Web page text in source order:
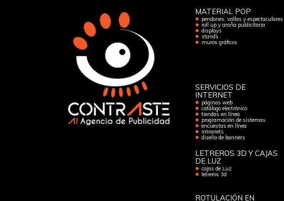
MATERIAL POP
pendones, vallas y espectaculares
roll up y araña publicitaria
displays
stands
muros gráficos
SERVICIOS DE
INTERNET
páginas web
catálogo electrónico
tiendas en línea
programación de sistemas
encuestas en línea
intranets
diseño de banners
LETREROS 3D Y CAJAS
DE LUZ
cajas de Luz
letreros 3d
ROTULACIÓN EN